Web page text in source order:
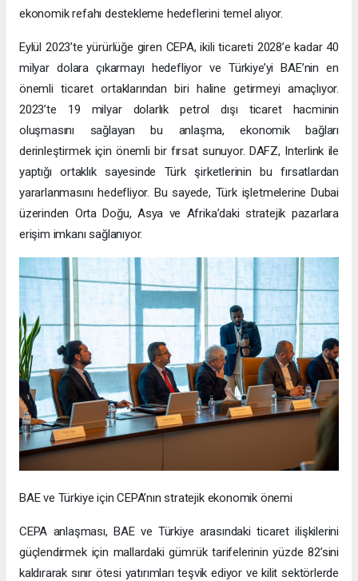
ekonomik refahı destekleme hedeflerini temel alıyor.
Eylül 2023’te yürürlüğe giren CEPA, ikili ticareti 2028’e kadar 40
milyar dolara çıkarmayı hedefliyor ve Türkiye’yi BAE’nin en
önemli ticaret ortaklarından biri haline getirmeyi amaçlıyor.
2023’te 19 milyar dolarlık petrol dışı ticaret hacminin
oluşmasını sağlayan bu anlaşma, ekonomik bağları
derinleştirmek için önemli bir fırsat sunuyor. DAFZ, Interlink ile
yaptığı ortaklık sayesinde Türk şirketlerinin bu fırsatlardan
yararlanmasını hedefliyor. Bu sayede, Türk işletmelerine Dubai
üzerinden Orta Doğu, Asya ve Afrika’daki stratejik pazarlara
erişim imkanı sağlanıyor.
BAE ve Türkiye için CEPA’nın stratejik ekonomik önemi
CEPA anlaşması, BAE ve Türkiye arasındaki ticaret ilişkilerini
güçlendirmek için mallardaki gümrük tarifelerinin yüzde 82’sini
kaldırarak sınır ötesi yatırımları teşvik ediyor ve kilit sektörlerde